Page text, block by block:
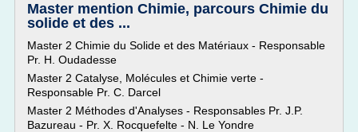
Master mention Chimie, parcours Chimie du
solide et des ...
Master 2 Chimie du Solide et des Matériaux - Responsable
Pr. H. Oudadesse
Master 2 Catalyse, Molécules et Chimie verte -
Responsable Pr. C. Darcel
Master 2 Méthodes d'Analyses - Responsables Pr. J.P.
Bazureau - Pr. X. Rocquefelte - N. Le Yondre